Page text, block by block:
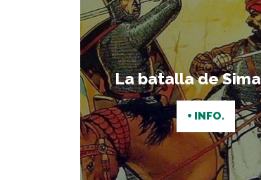
La batalla de
+ INFO.